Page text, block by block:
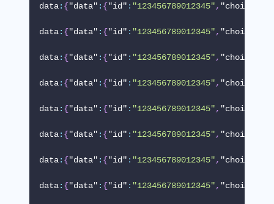
data: {"data" : {"id" : "123456789012345", "choices"
data: {"data" : {"id" : "123456789012345", "choices"
data: {"data" : {"id" : "123456789012345", "choices"
data: {"data" : {"id" : "123456789012345", "choices"
data: {"data" : {"id" : "123456789012345", "choices"
data: {"data" : {"id" : "123456789012345", "choices"
data: {"data" : {"id" : "123456789012345", "choices"
data: {"data" : {"id" : "123456789012345", "choices"